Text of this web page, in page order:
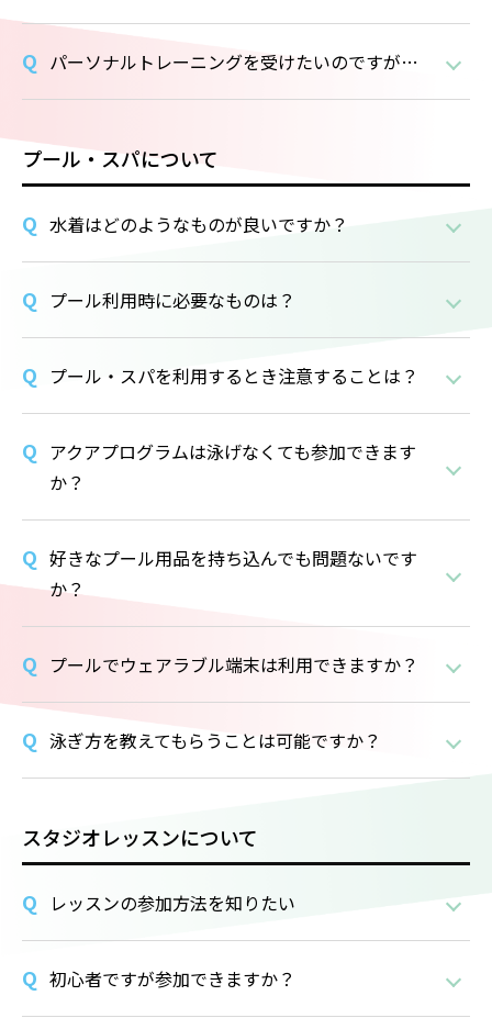
パーソナルトレーニングを受けたいのですが…
プール・スパについて
水着はどのようなものが良いですか？
プール利用時に必要なものは？
プール・スパを利用するとき注意することは？
アクアプログラムは泳げなくても参加できます
か？
好きなプール用品を持ち込んでも問題ないです
か？
プールでウェアラブル端末は利用できますか？
泳ぎ方を教えてもらうことは可能ですか？
スタジオレッスンについて
レッスンの参加方法を知りたい
初心者ですが参加できますか？